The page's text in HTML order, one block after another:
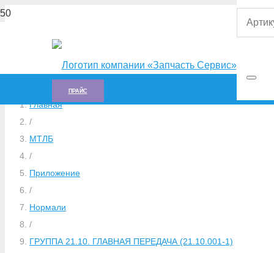
ПРАЙС
Главная
/
МТЛБ
/
Приложение
/
Нормали
/
ГРУППА 21.10. ГЛАВНАЯ ПЕРЕДАЧА (21.10.001-1)